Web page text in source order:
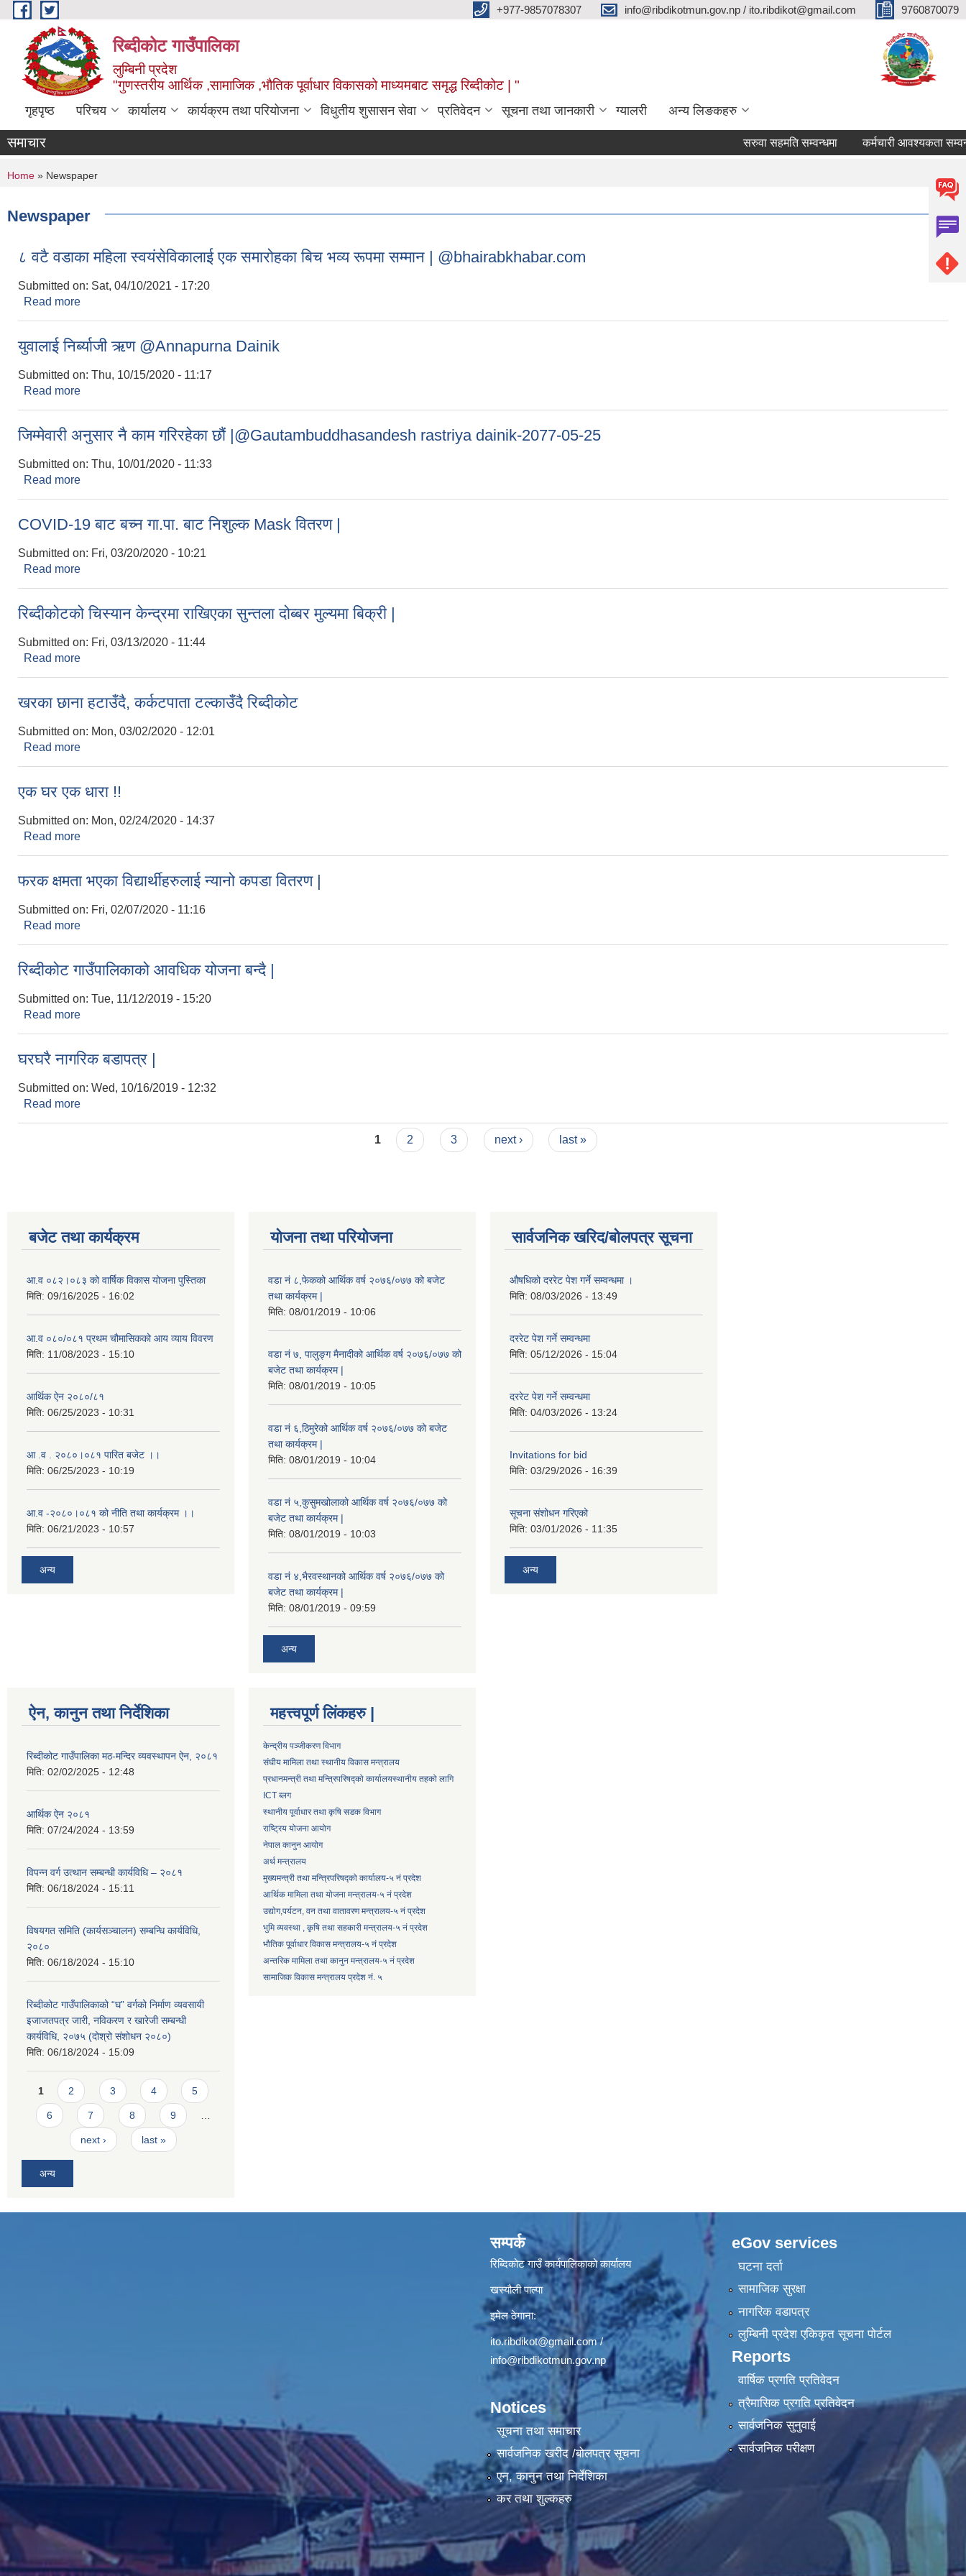
Skip to main content +977-9857078307 info@ribdikotmun.gov.np / ito.ribdikot@gmail.com 9760870079
रिब्दीकोट गाउँपालिका
लुम्बिनी प्रदेश
"गुणस्तरीय आर्थिक ,सामाजिक ,भौतिक पूर्वाधार विकासको माध्यमबाट समृद्ध रिब्दीकोट | "
गृहपृष्ठ परिचय कार्यालय कार्यक्रम तथा परियोजना विधुतीय शुसासन सेवा प्रतिवेदन सूचना तथा जानकारी ग्यालरी अन्य लिङकहरु
समाचार सरुवा सहमति सम्वन्धमा कर्मचारी आवश्यकता सम्वन्धी
You are here
Home » Newspaper
Newspaper
८ वटै वडाका महिला स्वयंसेविकालाई एक समारोहका बिच भव्य रूपमा सम्मान | @bhairabkhabar.com
Submitted on: Sat, 04/10/2021 - 17:20
Read more
युवालाई निर्ब्याजी ऋण @Annapurna Dainik
Submitted on: Thu, 10/15/2020 - 11:17
Read more
जिम्मेवारी अनुसार नै काम गरिरहेका छौं |@Gautambuddhasandesh rastriya dainik-2077-05-25
Submitted on: Thu, 10/01/2020 - 11:33
Read more
COVID-19 बाट बच्न गा.पा. बाट निशुल्क Mask वितरण |
Submitted on: Fri, 03/20/2020 - 10:21
Read more
रिब्दीकोटको चिस्यान केन्द्रमा राखिएका सुन्तला दोब्बर मुल्यमा बिक्री |
Submitted on: Fri, 03/13/2020 - 11:44
Read more
खरका छाना हटाउँदै, कर्कटपाता टल्काउँदै रिब्दीकोट
Submitted on: Mon, 03/02/2020 - 12:01
Read more
एक घर एक धारा !!
Submitted on: Mon, 02/24/2020 - 14:37
Read more
फरक क्षमता भएका विद्यार्थीहरुलाई न्यानो कपडा वितरण |
Submitted on: Fri, 02/07/2020 - 11:16
Read more
रिब्दीकोट गाउँपालिकाको आवधिक योजना बन्दै |
Submitted on: Tue, 11/12/2019 - 15:20
Read more
घरघरै नागरिक बडापत्र |
Submitted on: Wed, 10/16/2019 - 12:32
Read more
1 2 3 next › last »
बजेट तथा कार्यक्रम
आ.व ०८२।०८३ को वार्षिक विकास योजना पुस्तिका
मिति: 09/16/2025 - 16:02
आ.व ०८०/०८१ प्रथम चौमासिकको आय व्याय विवरण
मिति: 11/08/2023 - 15:10
आर्थिक ऐन २०८०/८१
मिति: 06/25/2023 - 10:31
आ .व . २०८०।०८१ पारित बजेट ।।
मिति: 06/25/2023 - 10:19
आ.व -२०८०।०८१ को नीति तथा कार्यक्रम ।।
मिति: 06/21/2023 - 10:57
अन्य
योजना तथा परियोजना
वडा नं ८,फेकको आर्थिक वर्ष २०७६/०७७ को बजेट
तथा कार्यक्रम |
मिति: 08/01/2019 - 10:06
वडा नं ७, पालुङ्ग मैनादीको आर्थिक वर्ष २०७६/०७७ को
बजेट तथा कार्यक्रम |
मिति: 08/01/2019 - 10:05
वडा नं ६,ठिमुरेको आर्थिक वर्ष २०७६/०७७ को बजेट
तथा कार्यक्रम |
मिति: 08/01/2019 - 10:04
वडा नं ५,कुसुमखोलाको आर्थिक वर्ष २०७६/०७७ को
बजेट तथा कार्यक्रम |
मिति: 08/01/2019 - 10:03
वडा नं ४,भैरवस्थानको आर्थिक वर्ष २०७६/०७७ को
बजेट तथा कार्यक्रम |
मिति: 08/01/2019 - 09:59
अन्य
सार्वजनिक खरिद/बोलपत्र सूचना
औषधिको दररेट पेश गर्ने सम्वन्धमा ।
मिति: 08/03/2026 - 13:49
दररेट पेश गर्ने सम्वन्धमा
मिति: 05/12/2026 - 15:04
दररेट पेश गर्ने सम्वन्धमा
मिति: 04/03/2026 - 13:24
Invitations for bid
मिति: 03/29/2026 - 16:39
सूचना संशोधन गरिएको
मिति: 03/01/2026 - 11:35
अन्य
ऐन, कानुन तथा निर्देशिका
रिब्दीकोट गाउँपालिका मठ-मन्दिर व्यवस्थापन ऐन, २०८१
मिति: 02/02/2025 - 12:48
आर्थिक ऐन २०८१
मिति: 07/24/2024 - 13:59
विपन्न वर्ग उत्थान सम्बन्धी कार्यविधि – २०८१
मिति: 06/18/2024 - 15:11
विषयगत समिति (कार्यसञ्चालन) सम्बन्धि कार्यविधि,
२०८०
मिति: 06/18/2024 - 15:10
रिब्दीकोट गाउँपालिकाको “घ” वर्गको निर्माण व्यवसायी
इजाजतपत्र जारी, नविकरण र खारेजी सम्बन्धी
कार्यविधि, २०७५ (दोश्रो संशोधन २०८०)
मिति: 06/18/2024 - 15:09
Pages
1 2 3 4 5
6 7 8 9
next › last »
अन्य
महत्त्वपूर्ण लिंकहरु |
केन्द्रीय पञ्जीकरण विभाग
संघीय मामिला तथा स्थानीय विकास मन्त्रालय
प्रधानमन्त्री तथा मन्त्रिपरिषद्को कार्यालयस्थानीय तहको लागि
ICT ब्लग
स्थानीय पूर्वाधार तथा कृषि सडक विभाग
राष्ट्रिय योजना आयोग
नेपाल कानुन आयोग
अर्थ मन्त्रालय
मुख्यमन्त्री तथा मन्त्रिपरिषद्को कार्यालय-५ नं प्रदेश
आर्थिक मामिला तथा योजना मन्त्रालय-५ नं प्रदेश
उद्याेग,पर्यटन, वन तथा वातावरण मन्त्रालय-५ नं प्रदेश
भुमि व्यवस्था , कृषि तथा सहकारी मन्त्रालय-५ नं प्रदेश
भौतिक पूर्वाधार विकास मन्त्रालय-५ नं प्रदेश
अन्तरिक मामिला तथा कानुन मन्त्रालय-५ नं प्रदेश
सामाजिक विकास मन्त्रालय प्रदेश नं. ५
सम्पर्क
रिब्दिकोट गाउँ कार्यपालिकाको कार्यालय
खस्यौली पाल्पा
इमेल ठेगाना:
ito.ribdikot@gmail.com/
info@ribdikotmun.gov.np
Notices
सूचना तथा समाचार
सार्वजनिक खरीद /बोलपत्र सूचना
एन, कानुन तथा निर्देशिका
कर तथा शुल्कहरु
eGov services
घटना दर्ता
सामाजिक सुरक्षा
नागरिक वडापत्र
लुम्बिनी प्रदेश एकिकृत सूचना पाेर्टल
Reports
वार्षिक प्रगति प्रतिवेदन
त्रैमासिक प्रगति प्रतिवेदन
सार्वजनिक सुनुवाई
सार्वजनिक परीक्षण